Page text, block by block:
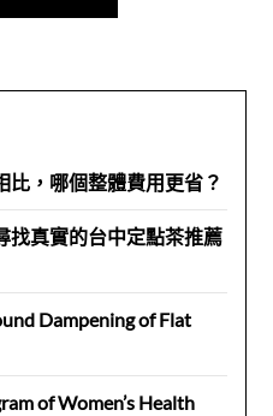
比，哪個整體費用更省？
找真實的台中定點茶推薦
Dampening of Flat
of Women’s Health